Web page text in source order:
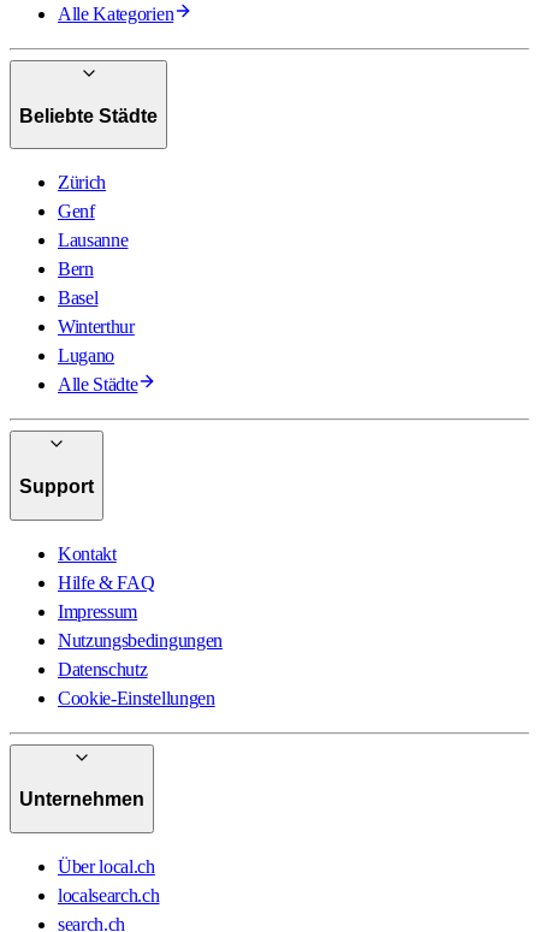
Alle Kategorien
Beliebte Städte
Zürich
Genf
Lausanne
Bern
Basel
Winterthur
Lugano
Alle Städte
Support
Kontakt
Hilfe & FAQ
Impressum
Nutzungsbedingungen
Datenschutz
Cookie-Einstellungen
Unternehmen
Über local.ch
localsearch.ch
search.ch